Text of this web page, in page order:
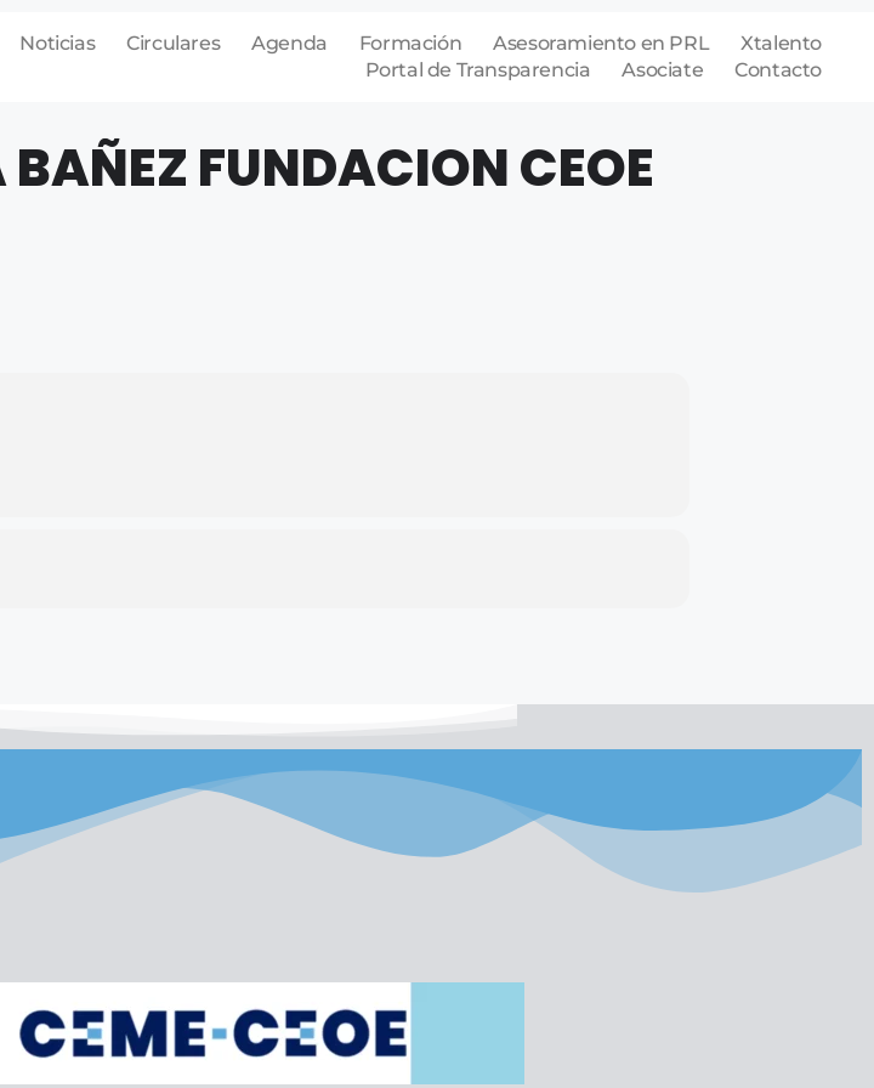
Noticias Circulares Agenda Formación Asesoramiento en PRL
Xtalento
Portal de Transparencia
Asociate Contacto
FUNDACION CEOE